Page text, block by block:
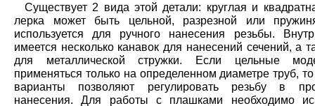
Существует 2 вида этой детали: круглая и
лерка может быть цельной, разрезной или
используется для ручного нанесения резьбы.
имеется несколько канавок для нанесений сечений, а
для металлической стружки. Если цельные
применяться только на определенном диаметре труб,
варианты позволяют регулировать резьбу в
нанесения. Для работы с плашками необходимо